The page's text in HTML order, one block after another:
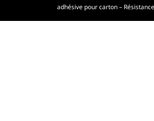
adhésive pour carton –